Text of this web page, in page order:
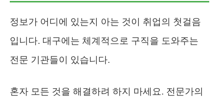
정보가 어디에 있는지 아는 것이 취업의 첫걸음
입니다. 대구에는 체계적으로 구직을 도와주는
전문 기관들이 있습니다.
혼자 모든 것을 해결하려 하지 마세요. 전문가의